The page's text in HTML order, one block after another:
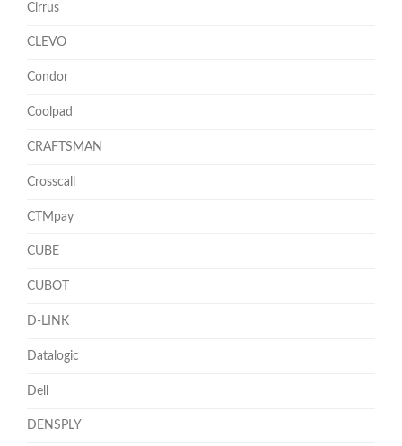
Cirrus
CLEVO
Condor
Coolpad
CRAFTSMAN
Crosscall
CTMpay
CUBE
CUBOT
D-LINK
Datalogic
Dell
DENSPLY